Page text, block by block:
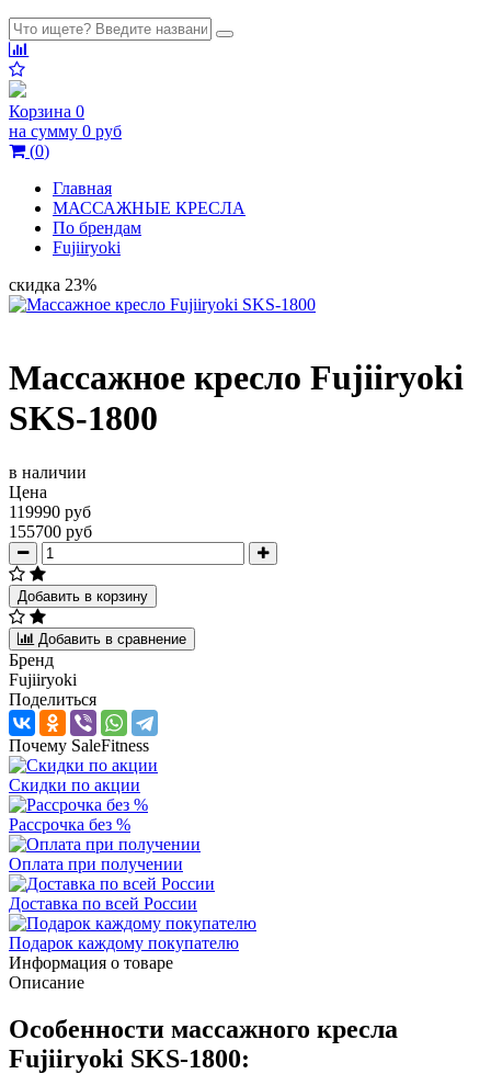
Корзина 0
на сумму 0 руб
(0)
Главная
МАССАЖНЫЕ КРЕСЛА
По брендам
Fujiiryoki
скидка 23%
Массажное кресло Fujiiryoki
SKS-1800
в наличии
Цена
119990 руб
155700 руб
Добавить в корзину
Добавить в сравнение
Бренд
Fujiiryoki
Поделиться
Почему SaleFitness
Скидки по акции
Рассрочка без %
Оплата при получении
Доставка по всей России
Подарок каждому покупателю
Информация о товаре
Описание
Особенности массажного кресла
Fujiiryoki SKS-1800: